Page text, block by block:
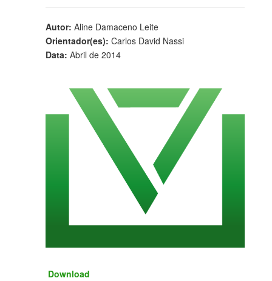
Autor: Aline Damaceno Leite
Orientador(es): Carlos David Nassi
Data: Abril de 2014
Download